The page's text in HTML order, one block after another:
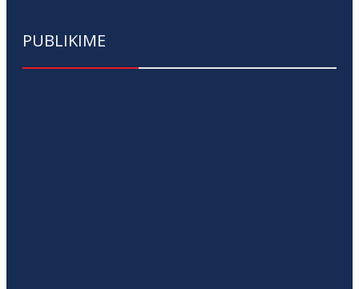
PUBLIKIME